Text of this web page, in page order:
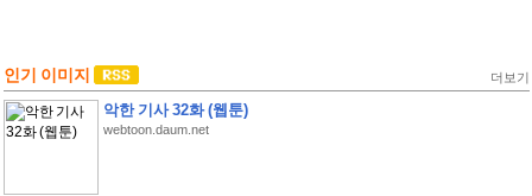
인기 이미지 더보기
악한 기사 32화 (웹툰)
webtoon.daum.net